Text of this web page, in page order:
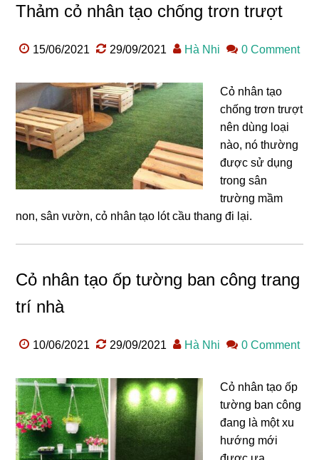
Thảm cỏ nhân tạo chống trơn trượt
15/06/2021 29/09/2021 Hà Nhi 0 Comment
Cỏ nhân tạo
chống trơn trượt
nên dùng loại
nào, nó thường
được sử dụng
trong sân
trường mầm
non, sân vườn, cỏ nhân tạo lót cầu thang đi lại.
Cỏ nhân tạo ốp tường ban công trang
trí nhà
10/06/2021 29/09/2021 Hà Nhi 0 Comment
Cỏ nhân tạo ốp
tường ban công
đang là một xu
hướng mới